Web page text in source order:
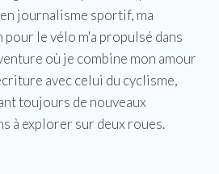
journalisme sportif, ma
pour le vélo m'a propulsé dans
où je combine mon amour
avec celui du cyclisme,
toujours de nouveaux
à explorer sur deux roues.